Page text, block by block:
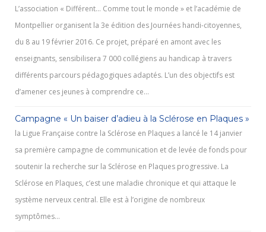
L’association « Différent… Comme tout le monde » et l’académie de
Montpellier organisent la 3e édition des Journées handi-citoyennes,
du 8 au 19 février 2016. Ce projet, préparé en amont avec les
enseignants, sensibilisera 7 000 collégiens au handicap à travers
différents parcours pédagogiques adaptés. L’un des objectifs est
d’amener ces jeunes à comprendre ce…
Campagne « Un baiser d’adieu à la Sclérose en Plaques »
la Ligue Française contre la Sclérose en Plaques a lancé le 14 janvier
sa première campagne de communication et de levée de fonds pour
soutenir la recherche sur la Sclérose en Plaques progressive. La
Sclérose en Plaques, c’est une maladie chronique et qui attaque le
système nerveux central. Elle est à l’origine de nombreux
symptômes…